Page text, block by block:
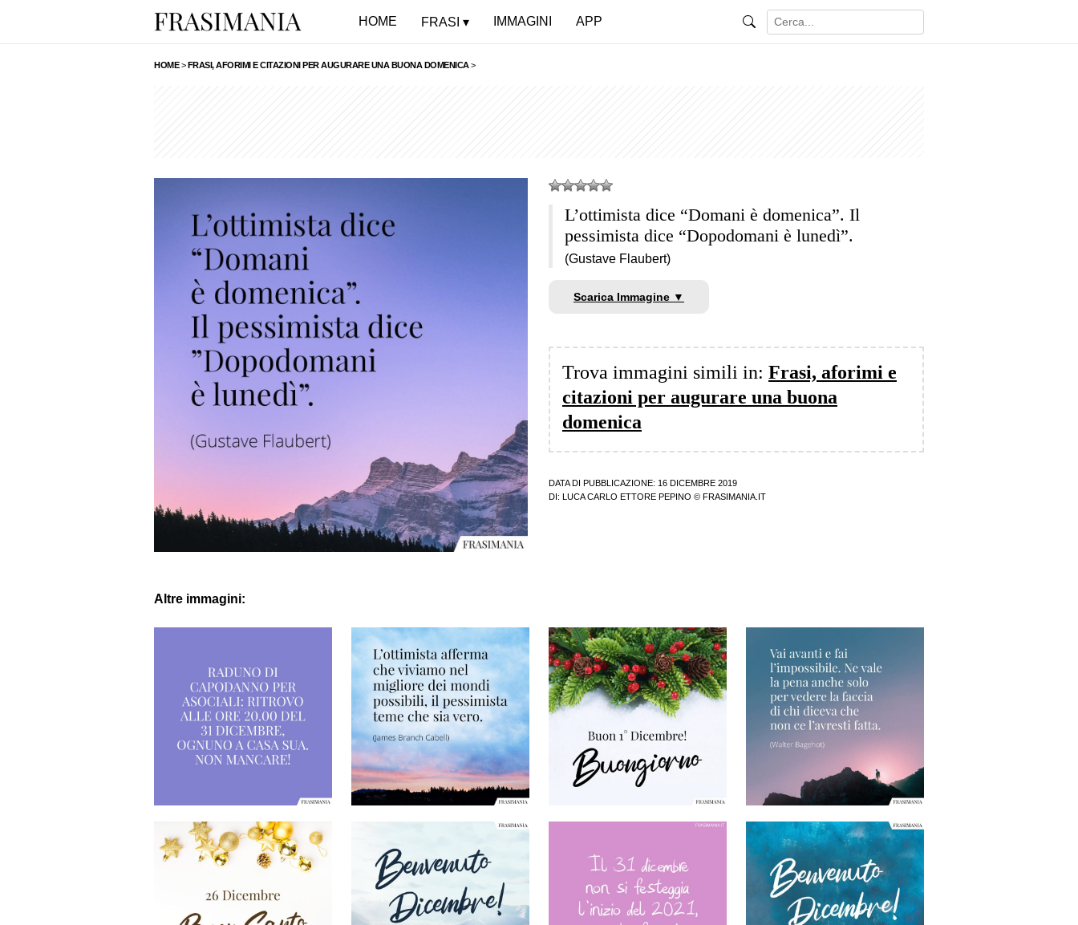
HOME FRASI IMMAGINI APP
HOME>FRASI, AFORIMI E CITAZIONI PER AUGURARE UNA BUONA DOMENICA>
L’ottimista dice “Domani è domenica”. Il
pessimista dice “Dopodomani è lunedì”.
(Gustave Flaubert)
Scarica Immagine ▼
Trova immagini simili in: Frasi, aforimi e
citazioni per augurare una buona
domenica
DATA DI PUBBLICAZIONE: 16 DICEMBRE 2019
DI:
LUCA CARLO ETTORE PEPINO © FRASIMANIA.IT
Altre immagini: